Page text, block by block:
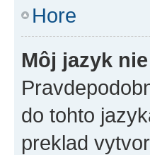
Hore
Môj jazyk
do tohto
preklad